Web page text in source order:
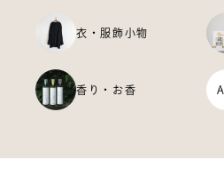
衣・服飾小物
香り・お香